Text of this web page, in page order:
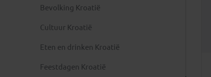
Bevolking Kroatië
Cultuur Kroatië
Eten en drinken Kroatië
Feestdagen Kroatië